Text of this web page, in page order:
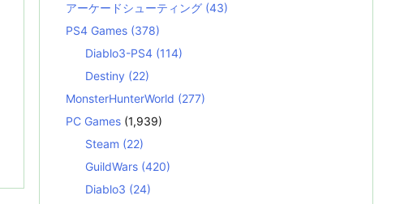
アーケードシューティング (43)
PS4 Games (378)
Diablo3-PS4 (114)
Destiny (22)
MonsterHunterWorld (277)
PC Games (1,939)
Steam (22)
GuildWars (420)
Diablo3 (24)